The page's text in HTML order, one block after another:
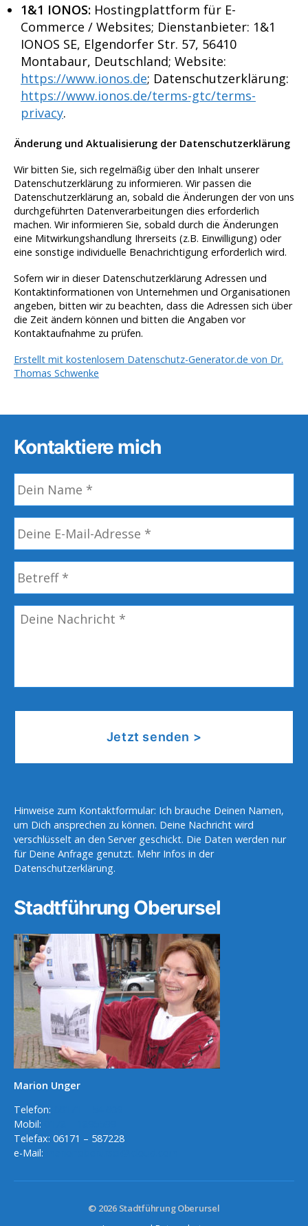
1&1 IONOS: Hostingplattform für E-
Commerce / Websites; Dienstanbieter: 1&1
IONOS SE, Elgendorfer Str. 57, 56410
Montabaur, Deutschland; Website:
https://www.ionos.de; Datenschutzerklärung:
https://www.ionos.de/terms-gtc/terms-
privacy.
Änderung und Aktualisierung der Datenschutzerklärung
Wir bitten Sie, sich regelmäßig über den Inhalt unserer
Datenschutzerklärung zu informieren. Wir passen die
Datenschutzerklärung an, sobald die Änderungen der von uns
durchgeführten Datenverarbeitungen dies erforderlich
machen. Wir informieren Sie, sobald durch die Änderungen
eine Mitwirkungshandlung Ihrerseits (z.B. Einwilligung) oder
eine sonstige individuelle Benachrichtigung erforderlich wird.
Sofern wir in dieser Datenschutzerklärung Adressen und
Kontaktinformationen von Unternehmen und Organisationen
angeben, bitten wir zu beachten, dass die Adressen sich über
die Zeit ändern können und bitten die Angaben vor
Kontaktaufnahme zu prüfen.
Erstellt mit kostenlosem Datenschutz-Generator.de von Dr.
Thomas Schwenke
Kontaktiere mich
a
e
*
a
l
*
e
N
i
c
Hinweise zum Kontaktformular: Ich brauche Deinen Namen,
um Dich ansprechen zu können. Deine Nachricht wird
verschlüsselt an den Server geschickt. Die Daten werden nur
für Deine Anfrage genutzt. Mehr Infos in der
Datenschutzerklärung.
Stadtführung Oberursel
Marion Unger
Telefon:
Mobil:
Telefax: 06171 – 587228
e-Mail:
© 2026 Stadtführung Oberursel